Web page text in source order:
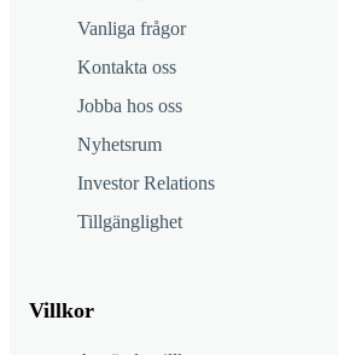
Vanliga frågor
Kontakta oss
Jobba hos oss
Nyhetsrum
Investor Relations
Tillgänglighet
Villkor